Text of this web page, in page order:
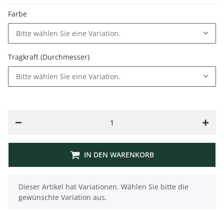
Farbe
Bitte wählen Sie eine Variation.
Tragkraft (Durchmesser)
Bitte wählen Sie eine Variation.
IN DEN WARENKORB
x
Dieser Artikel hat Variationen. Wählen Sie bitte die
gewünschte Variation aus.